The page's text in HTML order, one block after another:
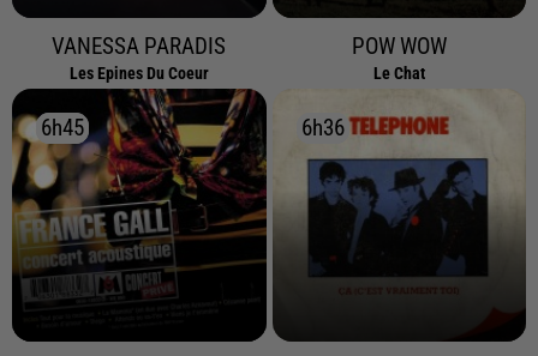
VANESSA PARADIS
Les Epines Du Coeur
POW WOW
Le Chat
6h45
6h45 6h36
6h36